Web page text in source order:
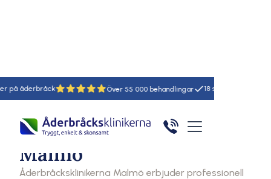
55 18
Klinik
Åderbråcksklinikerna
Malmö
Åderbråcksklinikerna Malmö erbjuder professionell
Hem Åderbråcksklinikerna Malmö